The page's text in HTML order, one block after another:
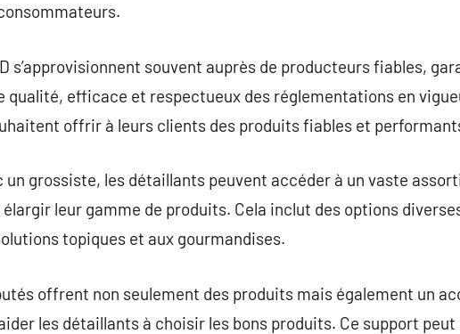
s’approvisionnent souvent auprès de producteurs fiables,
qualité, efficace et respectueux des réglementations en
offrir à leurs clients des produits fiables et
un grossiste, les détaillants peuvent accéder à un vaste
leur gamme de produits. Cela inclut des options
topiques et aux gourmandises.
offrent non seulement des produits mais également un
les détaillants à choisir les bons produits. Ce support